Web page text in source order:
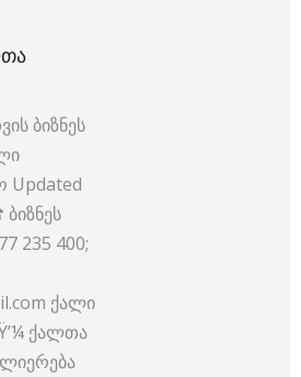
ბიზნეს
Updated
235 400;
ქალი
ქალთა